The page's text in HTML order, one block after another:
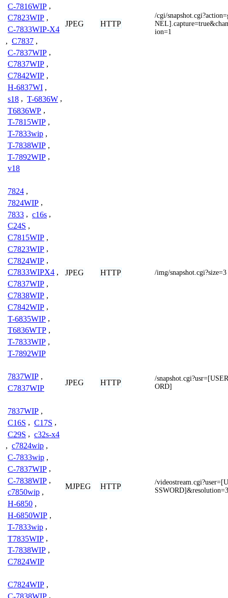
C-7816WIP ,
C7823WIP ,
C-7833WIP-X4
, C7837 ,
C-7837WIP ,
C7837WIP ,
C7842WIP ,
H-6837WI ,
s18 , T-6836W ,
T6836WP ,
T-7815WIP ,
T-7833wip ,
T-7838WIP ,
T-7892WIP ,
v18
JPEG HTTP
/cgi/
ion=1
7824 ,
7824WIP ,
7833 , c16s ,
C24S ,
C7815WIP ,
C7823WIP ,
C7824WIP ,
C7833WIPX4 ,
C7837WIP ,
C7838WIP ,
C7842WIP ,
T-6835WIP ,
T6836WTP ,
T-7833WIP ,
T-7892WIP
JPEG HTTP /img/snapshot.cgi?size=3
7837WIP ,
C7837WIP
JPEG HTTP
/
ORD]
7837WIP ,
C16S , C17S ,
C29S , c32s-x4
, c7824wip ,
C-7833wip ,
C-7837WIP ,
C-7838WIP ,
c7850wip ,
H-6850 ,
H-6850WIP ,
T-7833wip ,
T7835WIP ,
T-7838WIP ,
C7824WIP
MJPEG HTTP
/
C7824WIP ,
C-7838WIP ,